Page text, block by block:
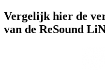
Vergelijk hier de
van de ReSound